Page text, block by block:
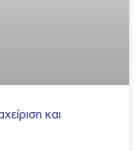
και